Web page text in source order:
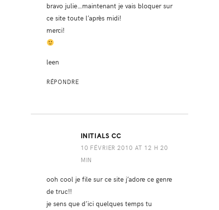
bravo julie…maintenant je vais bloquer sur
ce site toute l’après midi!
merci!
leen
RÉPONDRE
INITIALS CC
10 FÉVRIER 2010 AT 12 H 20
MIN
ooh cool je file sur ce site j’adore ce genre
de truc!!
je sens que d’ici quelques temps tu